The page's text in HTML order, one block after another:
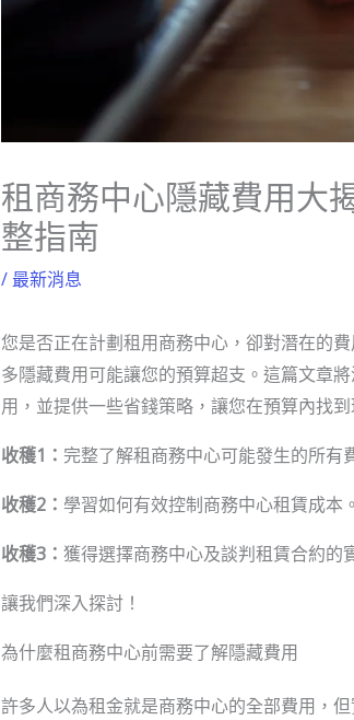
租商務中心隱藏費用大
整指南
/ 最新消息
您是否正在計劃租用商務中心，卻對潛在的
多隱藏費用可能讓您的預算超支。這篇文章
用，並提供一些省錢策略，讓您在預算內找
收穫1： 完整了解租商務中心可能發生的所有
收穫2： 學習如何有效控制商務中心租賃成本。
收穫3： 獲得選擇商務中心及談判租賃合約的
讓我們深入探討！
為什麼租商務中心前需要了解隱藏費用
許多人以為租金就是商務中心的全部費用，